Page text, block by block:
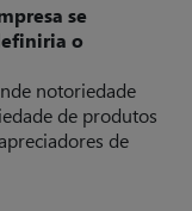
se
o
notoriedade
de produtos
de